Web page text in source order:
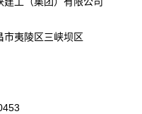
市夷陵区三峡坝区